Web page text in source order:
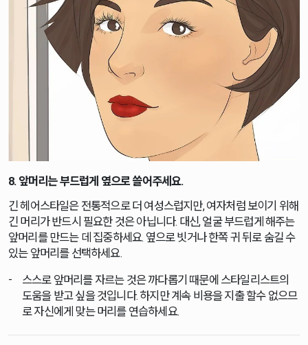
8. 앞머리는 부드럽게 옆으로 쓸어주세요.
긴 헤어스타일은 전통적으로 더 여성스럽지만, 여자처럼 보이기 위해
긴 머리가 반드시 필요한 것은 아닙니다. 대신, 얼굴 부드럽게 해주는
앞머리를 만드는 데 집중하세요. 옆으로 빗거나 한쪽 귀 뒤로 숨길 수
있는 앞머리를 선택하세요.
스스로 앞머리를 자르는 것은 까다롭기 때문에 스타일리스트의
도움을 받고 싶을 것입니다. 하지만 계속 비용을 지출 할수 없으므
로 자신에게 맞는 머리를 연습하세요.